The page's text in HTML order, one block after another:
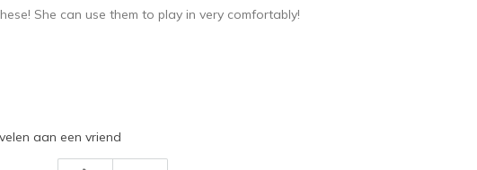
She can use them to play in very comfortably!
Beste toepassingen
Casual Wear
aan een vriend